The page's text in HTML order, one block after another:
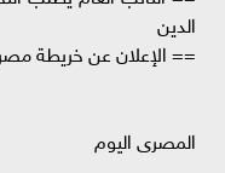
الدين
== الإعلان عن خريطة
المصرى اليوم